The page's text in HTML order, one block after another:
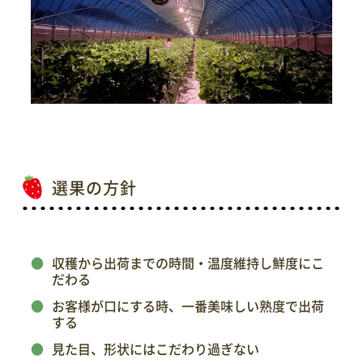
選果の方針
収穫から出荷までの時間・温度維持し鮮度にこ
だわる
お客様が口にする時、一番美味しい熟度で出荷
する
見た目、形状にはこだわり過ぎない